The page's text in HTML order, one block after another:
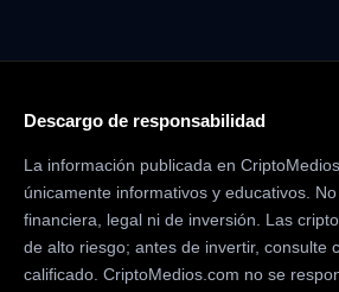
Descargo de responsabilidad
La información publicada en
únicamente informativos y educativos.
financiera, legal ni de inversión. Las
de alto riesgo; antes de invertir, consulte
calificado. CriptoMedios.com no se